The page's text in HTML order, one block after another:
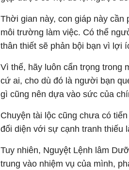
Thời gian này, con giáp này
môi trường làm việc. Có thể
thân thiết sẽ phản bội bạn vì lợi
Vì thế, hãy luôn cẩn trọng trong
cứ ai, cho dù đó là người bạn
gì cũng nên dựa vào sức của
Chuyện tài lộc cũng chưa có
đối diện với sự cạnh tranh thiếu
Tuy nhiên, Nguyệt Lệnh lâm
trung vào nhiệm vụ của mình,